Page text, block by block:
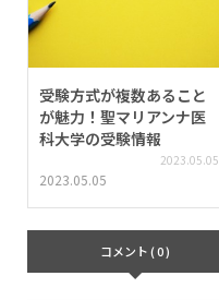
受験方式が複数あること
が魅力！聖マリアンナ医
科大学の受験情報
2023.05.05
2023.05.05
コメント ( 0 )